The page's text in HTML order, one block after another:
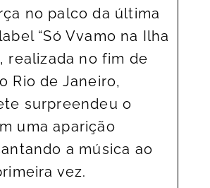
no palco da última
“Só Vvamo na Ilha
realizada no fim de
Rio de Janeiro,
surpreendeu o
uma aparição
a música ao
vez.